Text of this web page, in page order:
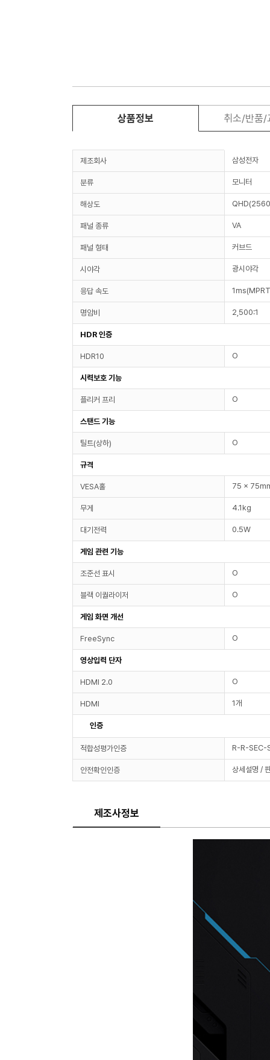
상품정보 취소/반품/
제조회사 삼성전자
분류 모니터
해상도
패널 종류 VA
패널 형태 커브드
시야각 광시야각
응답 속도
명암비 2,500:1
HDR 인증
HDR10 O
시력보호 기능
플리커 프리 O
스탠드 기능
틸트(상하) O
규격
VESA홀 75 x
무게 4.1kg
대기전력 0.5W
게임 관련 기능
조준선 표시 O
블랙 이퀄라이저 O
게임 화면 개선
FreeSync O
영상입력 단자
HDMI 2.0 O
HDMI 1개
인증
적합성평가인증 R-R-
안전확인인증 상세설명 /
제조사정보